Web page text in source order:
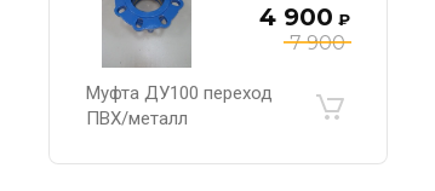
7 900
4 900 ₽
Муфта ДУ100 переход
ПВХ/металл